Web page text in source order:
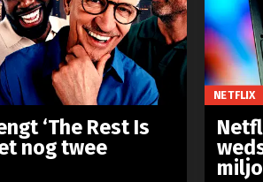
‘The Rest Is
nog twee
NETFLIX